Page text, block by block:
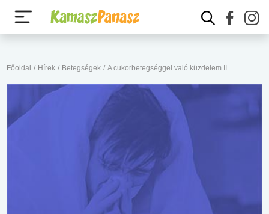
Főoldal / Hírek / Betegségek / A cukorbetegséggel való küzdelem II.